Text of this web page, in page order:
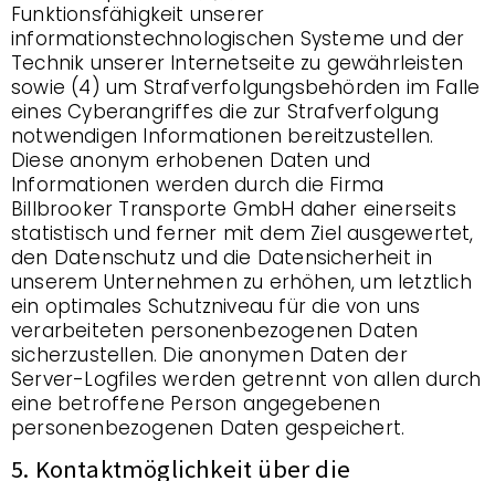
Funktionsfähigkeit unserer
informationstechnologischen Systeme und der
Technik unserer Internetseite zu gewährleisten
sowie (4) um Strafverfolgungsbehörden im Falle
eines Cyberangriffes die zur Strafverfolgung
notwendigen Informationen bereitzustellen.
Diese anonym erhobenen Daten und
Informationen werden durch die Firma
Billbrooker Transporte GmbH daher einerseits
statistisch und ferner mit dem Ziel ausgewertet,
den Datenschutz und die Datensicherheit in
unserem Unternehmen zu erhöhen, um letztlich
ein optimales Schutzniveau für die von uns
verarbeiteten personenbezogenen Daten
sicherzustellen. Die anonymen Daten der
Server-Logfiles werden getrennt von allen durch
eine betroffene Person angegebenen
personenbezogenen Daten gespeichert.
5. Kontaktmöglichkeit über die